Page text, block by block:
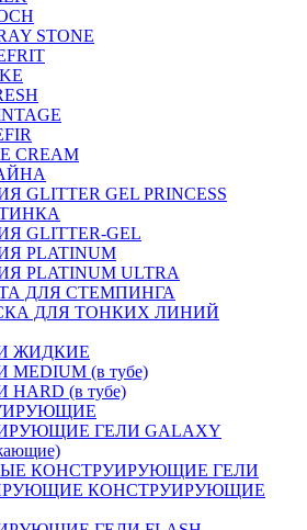
STONE
CREAM
GLITTER GEL PRINCESS
GLITTER-GEL
PLATINUM
PLATINUM ULTRA
ДЛЯ СТЕМПИНГА
ДЛЯ ТОНКИХ ЛИНИЙ
ЖИДКИЕ
(в тубе)
(в тубе)
ГЕЛИ GALAXY
КОНСТРУИРУЮЩИЕ ГЕЛИ
КОНСТРУИРУЮЩИЕ